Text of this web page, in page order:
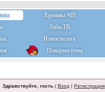
Хроника ЧП
Лаба-ТВ
Новости юга
Покорми птиц
Здравствуйте, гость (Вход |Регистрация